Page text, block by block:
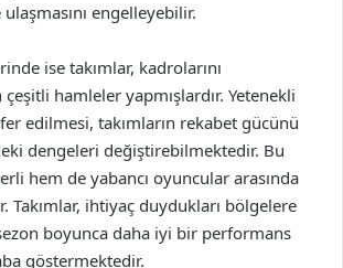
engelleyebilir.
ise takımlar, kadrolarını
hamleler yapmışlardır. Yetenekli
edilmesi, takımların rekabet gücünü
dengeleri değiştirebilmektedir. Bu
hem de yabancı oyuncular arasında
Takımlar, ihtiyaç duydukları bölgelere
boyunca daha iyi bir performans
göstermektedir.